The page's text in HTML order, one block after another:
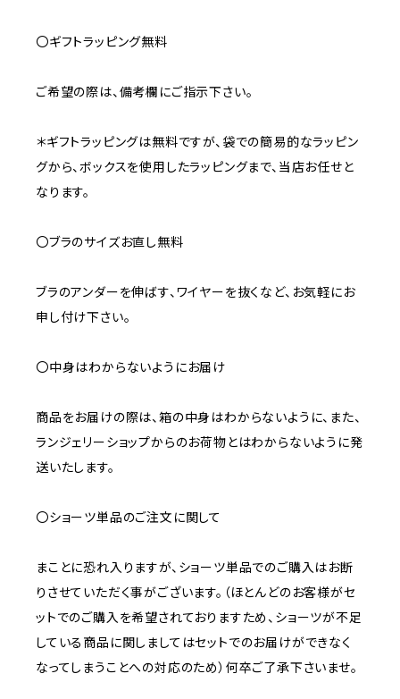
〇ギフトラッピング無料
ご希望の際は、備考欄にご指示下さい。
＊ギフトラッピングは無料ですが、袋での簡易的なラッピン
グから、ボックスを使用したラッピングまで、当店お任せと
なります。
〇ブラのサイズお直し無料
ブラのアンダーを伸ばす、ワイヤーを抜くなど、お気軽にお
申し付け下さい。
〇中身はわからないようにお届け
商品をお届けの際は、箱の中身はわからないように、また、
ランジェリーショップからのお荷物とはわからないように発
送いたします。
〇ショーツ単品のご注文に関して
まことに恐れ入りますが、ショーツ単品でのご購入はお断
りさせていただく事がございます。（ほとんどのお客様がセ
ットでのご購入を希望されておりますため、ショーツが不足
している商品に関しましてはセットでのお届けができなく
なってしまうことへの対応のため）何卒ご了承下さいませ。